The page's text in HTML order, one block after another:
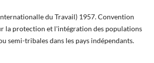
du Travail) 1957. Convention
la protection et l'intégration des populations
semi-tribales dans les pays indépendants.